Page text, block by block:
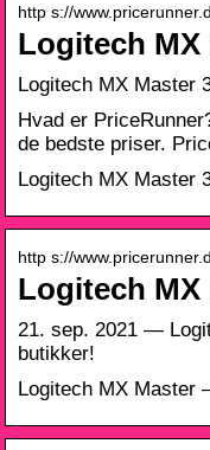
http s://
Logitech MX
Logitech MX Master
Hvad er
de bedste priser.
Logitech MX Master
http s://
Logitech MX
21. sep. 2021 —
butikker!
Logitech MX Master